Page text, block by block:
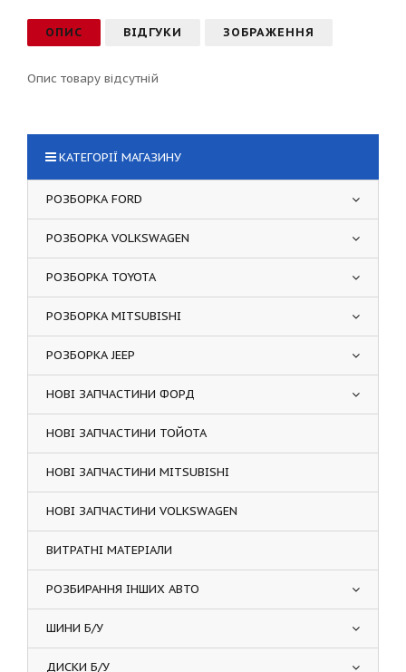
ОПИС ВІДГУКИ ЗОБРАЖЕННЯ
Опис товару відсутній
КАТЕГОРІЇ МАГАЗИНУ
РОЗБОРКА FORD
РОЗБОРКА VOLKSWAGEN
РОЗБОРКА TOYOTA
РОЗБОРКА MITSUBISHI
РОЗБОРКА JEEP
НОВІ ЗАПЧАСТИНИ ФОРД
НОВІ ЗАПЧАСТИНИ ТОЙОТА
НОВІ ЗАПЧАСТИНИ MITSUBISHI
НОВІ ЗАПЧАСТИНИ VOLKSWAGEN
ВИТРАТНІ МАТЕРІАЛИ
РОЗБИРАННЯ ІНШИХ АВТО
ШИНИ Б/У
ДИСКИ Б/У